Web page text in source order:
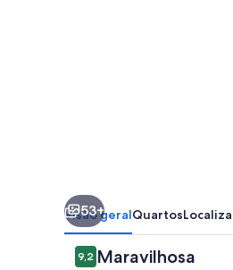
53+
Visão geralQuartos
Avaliações
9,29,2 de 10
Maravilhosa